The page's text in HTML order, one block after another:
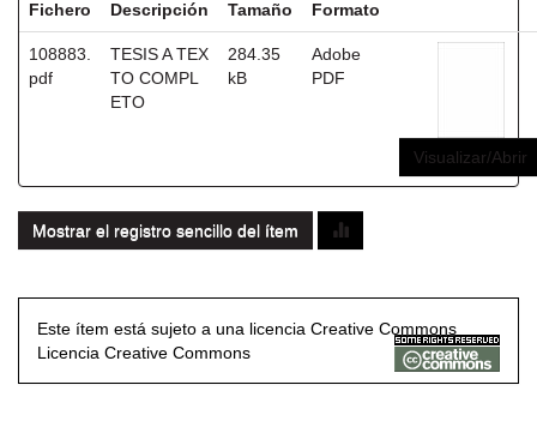
Fichero Descripción Tamaño Formato
108883.
pdf
TESIS A TEX
TO COMPL
ETO
284.35
kB
Adobe
PDF
Visualizar/Abrir
Mostrar el registro sencillo del ítem
Este ítem está sujeto a una licencia Creative Commons
Licencia Creative Commons